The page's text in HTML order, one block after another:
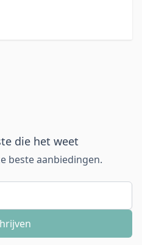
die het weet
beste aanbiedingen.